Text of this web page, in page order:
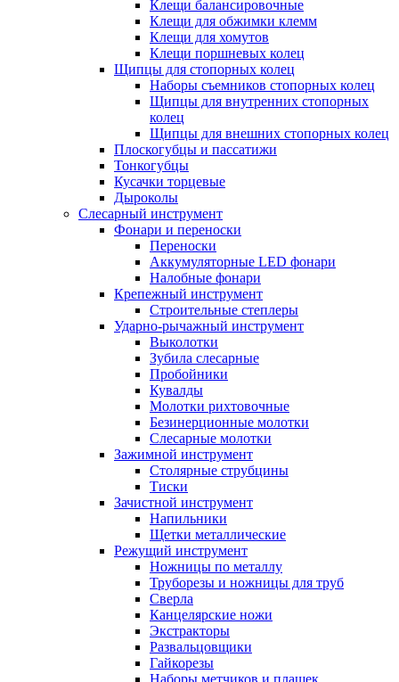
Клещи балансировочные
Клещи для обжимки клемм
Клещи для хомутов
Клещи поршневых колец
Щипцы для стопорных колец
Наборы съемников стопорных колец
Щипцы для внутренних стопорных
колец
Щипцы для внешних стопорных колец
Плоскогубцы и пассатижи
Тонкогубцы
Кусачки торцевые
Дыроколы
Слесарный инструмент
Фонари и переноски
Переноски
Аккумуляторные LED фонари
Налобные фонари
Крепежный инструмент
Строительные степлеры
Ударно-рычажный инструмент
Выколотки
Зубила слесарные
Пробойники
Кувалды
Молотки рихтовочные
Безинерционные молотки
Слесарные молотки
Зажимной инструмент
Столярные струбцины
Тиски
Зачистной инструмент
Напильники
Щетки металлические
Режущий инструмент
Ножницы по металлу
Труборезы и ножницы для труб
Сверла
Канцелярские ножи
Экстракторы
Развальцовщики
Гайкорезы
Наборы метчиков и плашек